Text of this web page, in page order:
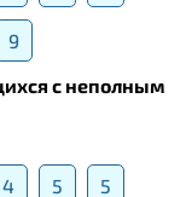
9
с неполным
4 5 5